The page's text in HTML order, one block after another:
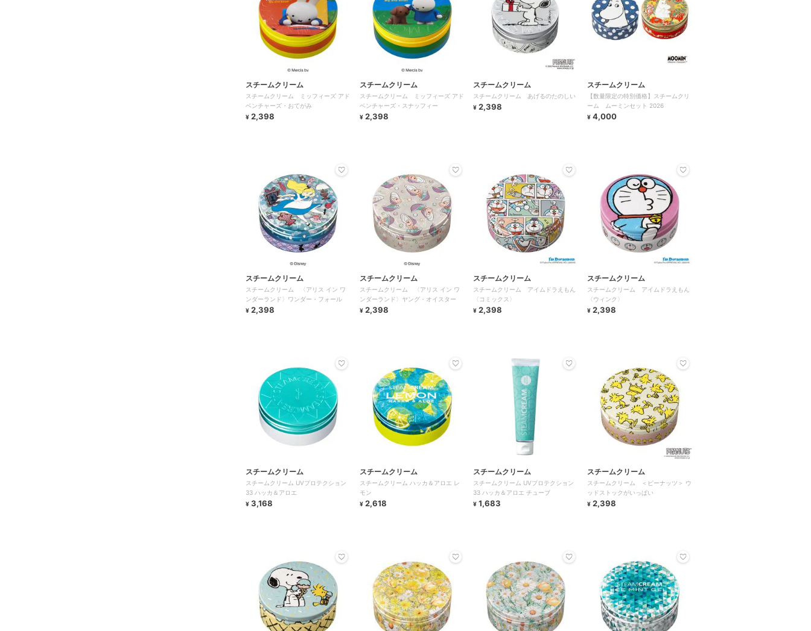
スチームクリーム
スチームクリーム ミッフィーズ アド
ベンチャーズ・おてがみ
¥ 2,398
スチームクリーム
スチームクリーム ミッフィーズ アド
ベンチャーズ・スナッフィー
¥ 2,398
スチームクリーム
スチームクリーム あげるのたのしい
¥ 2,398
スチームクリーム
【数量限定の特別価格】スチームクリ
ーム ムーミンセット 2026
¥ 4,000
スチームクリーム
スチームクリーム 〈アリス イン ワ
ンダーランド〉ワンダー・フォール
¥ 2,398
スチームクリーム
スチームクリーム 〈アリス イン ワ
ンダーランド〉ヤング・オイスター
¥ 2,398
スチームクリーム
スチームクリーム アイムドラえもん
〈コミックス〉
¥ 2,398
スチームクリーム
スチームクリーム アイムドラえもん
〈ウィンク〉
¥ 2,398
スチームクリーム
スチームクリーム UVプロテクション
33 ハッカ＆アロエ
¥ 3,168
スチームクリーム
スチームクリーム ハッカ＆アロエ レ
モン
¥ 2,618
スチームクリーム
スチームクリーム UVプロテクション
33 ハッカ＆アロエ チューブ
¥ 1,683
スチームクリーム
スチームクリーム ＜ピーナッツ＞ ウ
ッドストックがいっぱい
¥ 2,398